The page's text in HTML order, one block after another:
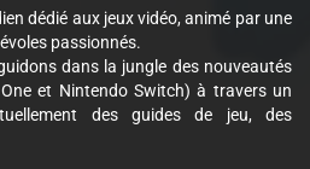
dédié aux jeux vidéo, animé par une
passionnés.
dans la jungle des nouveautés
et Nintendo Switch) à travers un
des guides de jeu, des